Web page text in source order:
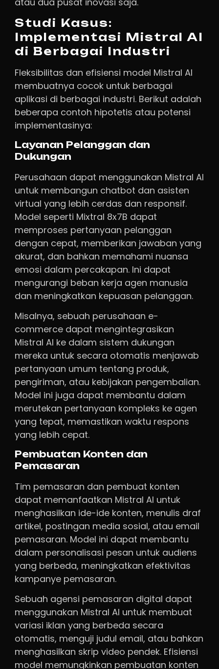
Studi Kasus:
Implementasi Mistral AI
di Berbagai Industri
Fleksibilitas dan efisiensi model Mistral AI
membuatnya cocok untuk berbagai
aplikasi di berbagai industri. Berikut adalah
beberapa contoh hipotetis atau potensi
implementasinya:
Layanan Pelanggan dan
Dukungan
Perusahaan dapat menggunakan Mistral AI
untuk membangun chatbot dan asisten
virtual yang lebih cerdas dan responsif.
Model seperti Mixtral 8x7B dapat
memproses pertanyaan pelanggan
dengan cepat, memberikan jawaban yang
akurat, dan bahkan memahami nuansa
emosi dalam percakapan. Ini dapat
mengurangi beban kerja agen manusia
dan meningkatkan kepuasan pelanggan.
Misalnya, sebuah perusahaan e-
commerce dapat mengintegrasikan
Mistral AI ke dalam sistem dukungan
mereka untuk secara otomatis menjawab
pertanyaan umum tentang produk,
pengiriman, atau kebijakan pengembalian.
Model ini juga dapat membantu dalam
merutekan pertanyaan kompleks ke agen
yang tepat, memastikan waktu respons
yang lebih cepat.
Pembuatan Konten dan
Pemasaran
Tim pemasaran dan pembuat konten
dapat memanfaatkan Mistral AI untuk
menghasilkan ide-ide konten, menulis draf
artikel, postingan media sosial, atau email
pemasaran. Model ini dapat membantu
dalam personalisasi pesan untuk audiens
yang berbeda, meningkatkan efektivitas
kampanye pemasaran.
Sebuah agensi pemasaran digital dapat
menggunakan Mistral AI untuk membuat
variasi iklan yang berbeda secara
otomatis, menguji judul email, atau bahkan
menghasilkan skrip video pendek. Efisiensi
model memungkinkan pembuatan konten